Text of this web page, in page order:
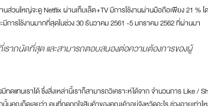
ส่วนใหญ่จะดู Netflix ผ่านเท็บเล็ต+TV มีการใช้งานผ่านมือถือเพียง 21 %
ารใช้งานมากที่สุดในช่วง 30 ธันวาคม 2561 -5 มกราคม 2562 ที่ผ่านมา
ราถนัดที่สุด และสามารถตอบสนองต่อความต้องการของผู้
ดแทนเราได้ ซึ่งสิ่งเหล่านี้เราก็สามารถวิเคราะห์ได้จาก จำนวนการ Like /